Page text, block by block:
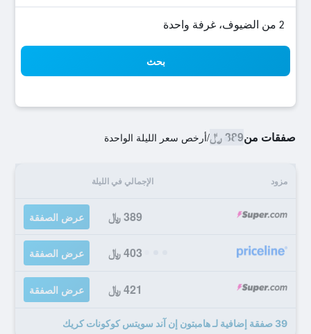
2 من الضيوف، غرفة واحدة
بحث
صفقات من389 ﷼ /أرخص سعر الليلة الواحدة
مزود الإجمالي في الليلة
389 ﷼ عرض الصفقة
403 ﷼ عرض الصفقة
421 ﷼ عرض الصفقة
39 صفقة إضافية لـ هامبتون إن آند سويتس كوكونات كريك